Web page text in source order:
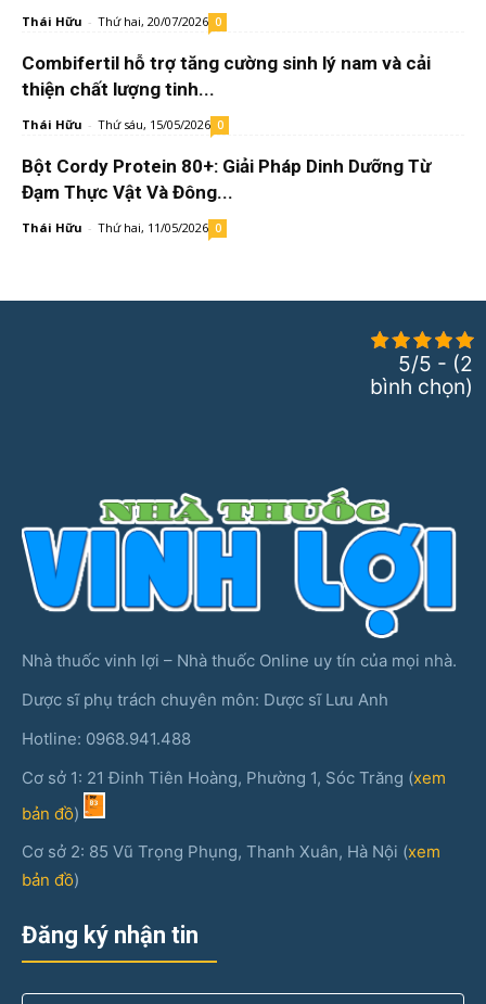
Thái Hữu - Thứ hai, 20/07/2026 0
Combifertil hỗ trợ tăng cường sinh lý nam và cải
thiện chất lượng tinh...
Thái Hữu - Thứ sáu, 15/05/2026 0
Bột Cordy Protein 80+: Giải Pháp Dinh Dưỡng Từ
Đạm Thực Vật Và Đông...
Thái Hữu - Thứ hai, 11/05/2026 0
5/5 - (2
bình chọn)
Nhà thuốc vinh lợi – Nhà thuốc Online uy tín của mọi nhà.
Dược sĩ phụ trách chuyên môn: Dược sĩ Lưu Anh
Hotline: 0968.941.488
Cơ sở 1: 21 Đinh Tiên Hoàng, Phường 1, Sóc Trăng (xem
bản đồ)
Cơ sở 2: 85 Vũ Trọng Phụng, Thanh Xuân, Hà Nội (xem
bản đồ)
Đăng ký nhận tin